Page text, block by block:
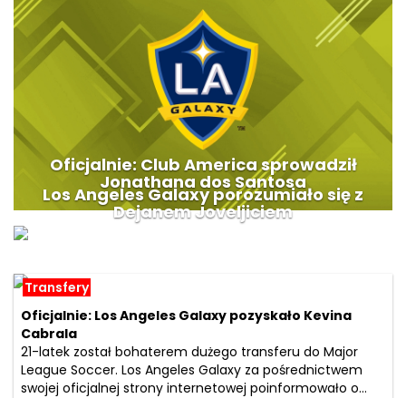
Oficjalnie: Club America sprowadził
Jonathana dos Santosa
Los Angeles Galaxy porozumiało się z
Dejanem Joveljiciem
Transfery
Oficjalnie: Los Angeles Galaxy pozyskało Kevina
Cabrala
21-latek został bohaterem dużego transferu do Major
League Soccer. Los Angeles Galaxy za pośrednictwem
swojej oficjalnej strony internetowej poinformowało o...